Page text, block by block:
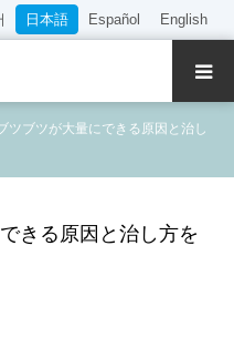
日本語 Español English
ツブツが大量にできる原因と治し
きる原因と治し方を